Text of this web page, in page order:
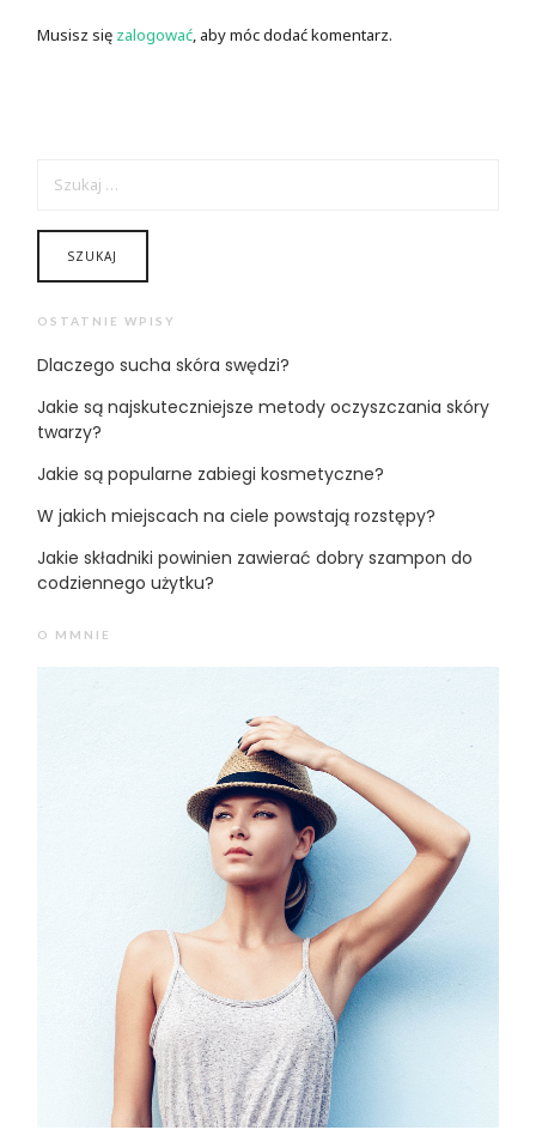
Musisz się zalogować, aby móc dodać komentarz.
OSTATNIE WPISY
Dlaczego sucha skóra swędzi?
Jakie są najskuteczniejsze metody oczyszczania skóry
twarzy?
Jakie są popularne zabiegi kosmetyczne?
W jakich miejscach na ciele powstają rozstępy?
Jakie składniki powinien zawierać dobry szampon do
codziennego użytku?
O MMNIE